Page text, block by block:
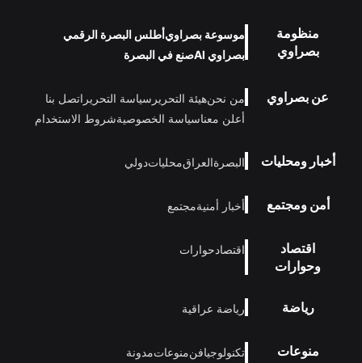
منظومة
بصراوي
موسوعة بصراويأطلس البصرة الرقمي
بصراوي AI
صنع في البصرة
عن بصراوي من نحنهيئة التحرير سياسة التحرير اتصل بنا
أعلن معناسياسة الخصوصيةشروط الاستخدام
أخبار ومحليات البصرةالعراقمحلياتدولي
أمن ومجتمع أخبار أمنيةمجتمع
اقتصاد
وحوارات
اقتصادحوارات
رياضة رياضة عراقية
منوعات
تكنولوجيافنمنوعاتمدونة